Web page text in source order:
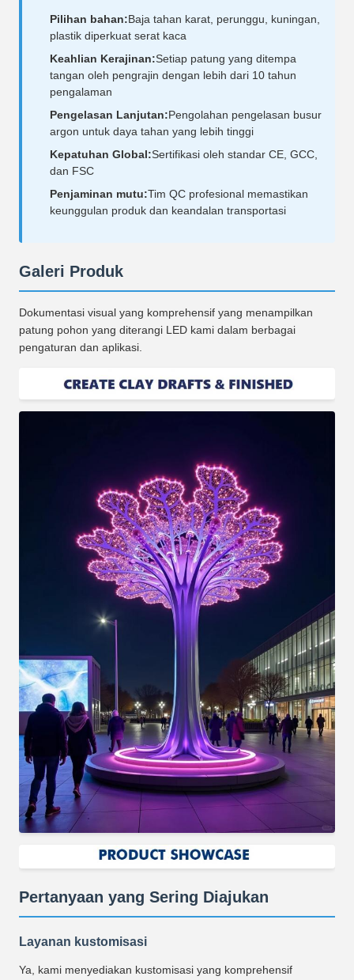
Pilihan bahan:Baja tahan karat, perunggu, kuningan,
plastik diperkuat serat kaca
Keahlian Kerajinan:Setiap patung yang ditempa
tangan oleh pengrajin dengan lebih dari 10 tahun
pengalaman
Pengelasan Lanjutan:Pengolahan pengelasan busur
argon untuk daya tahan yang lebih tinggi
Kepatuhan Global:Sertifikasi oleh standar CE, GCC,
dan FSC
Penjaminan mutu:Tim QC profesional memastikan
keunggulan produk dan keandalan transportasi
Galeri Produk
Dokumentasi visual yang komprehensif yang menampilkan
patung pohon yang diterangi LED kami dalam berbagai
pengaturan dan aplikasi.
Pertanyaan yang Sering Diajukan
Layanan kustomisasi
Ya, kami menyediakan kustomisasi yang komprehensif